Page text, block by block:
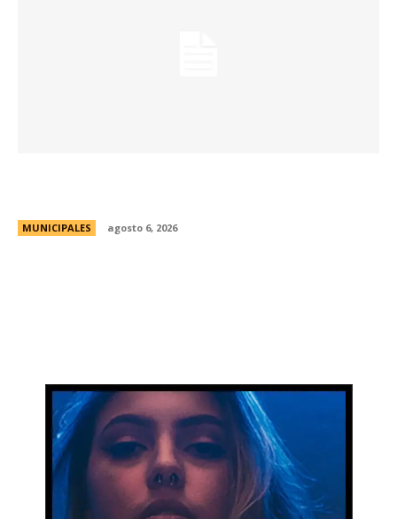
MUNICIPALES agosto 6, 2026